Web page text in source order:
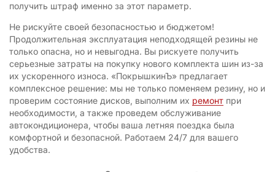
получить штраф именно за этот параметр.
Не рискуйте своей безопасностью и бюджетом!
Продолжительная эксплуатация неподходящей резины не
только опасна, но и невыгодна. Вы рискуете получить
серьезные затраты на покупку нового комплекта шин из-за
их ускоренного износа. «ПокрышкинЪ» предлагает
комплексное решение: мы не только поменяем резину, но и
проверим состояние дисков, выполним их ремонт при
необходимости, а также проведем обслуживание
автокондиционера, чтобы ваша летняя поездка была
комфортной и безопасной. Работаем 24/7 для вашего
удобства.